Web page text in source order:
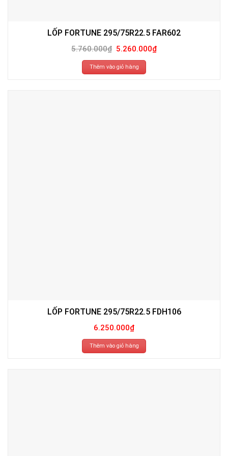
LỐP FORTUNE 295/75R22.5 FAR602
5.760.000₫ Giá
gốc
là:
5.760.000₫.
5.260.000₫Giá
hiện
Thêm vào giỏ hàng
LỐP FORTUNE 295/75R22.5 FDH106
6.250.000₫
Thêm vào giỏ hàng